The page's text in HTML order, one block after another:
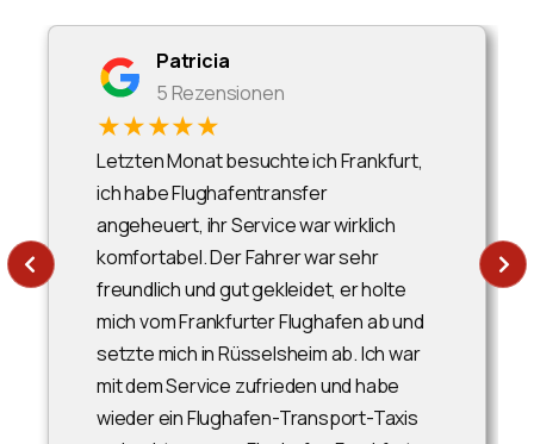
Patricia
5 Rezensionen
★★★★★
Letzten Monat besuchte ich Frankfurt,
ich habe Flughafentransfer
angeheuert, ihr Service war wirklich
komfortabel. Der Fahrer war sehr
freundlich und gut gekleidet, er holte
mich vom Frankfurter Flughafen ab und
setzte mich in Rüsselsheim ab. Ich war
mit dem Service zufrieden und habe
wieder ein Flughafen-Transport-Taxis